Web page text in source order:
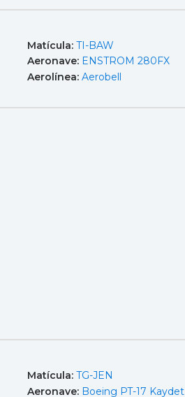
Matícula: TI-BAW
Aeronave: ENSTROM 280FX
Aerolínea: Aerobell
Matícula: TG-JEN
Aeronave: Boeing PT-17 Kaydet